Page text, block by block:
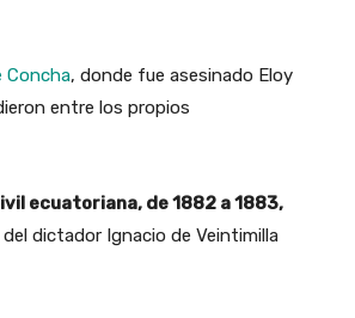
Concha, donde fue asesinado Eloy
entre los propios
ecuatoriana, de 1882 a 1883,
dictador Ignacio de Veintimilla